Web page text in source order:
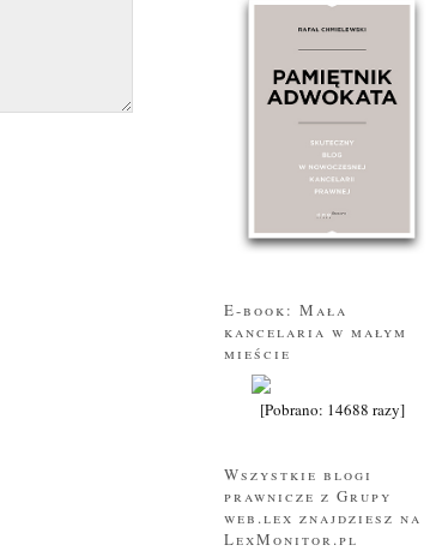
E-book: Mała
kancelaria w małym
mieście
[Pobrano: 14688 razy]
Wszystkie blogi
prawnicze z Grupy
web.lex znajdziesz na
LexMonitor.pl